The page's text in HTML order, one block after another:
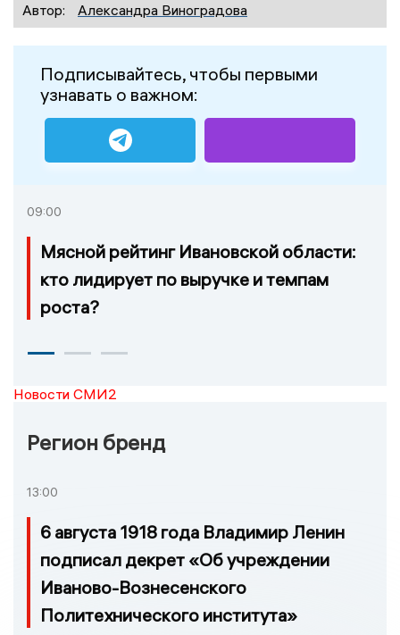
Автор:
Александра Виноградова
Подписывайтесь, чтобы первыми
узнавать о важном:
09:00
Мясной рейтинг Ивановской области:
кто лидирует по выручке и темпам
роста?
Новости СМИ2
Регион бренд
13:00
6 августа 1918 года Владимир Ленин
подписал декрет «Об учреждении
Иваново-Вознесенского
Политехнического института»